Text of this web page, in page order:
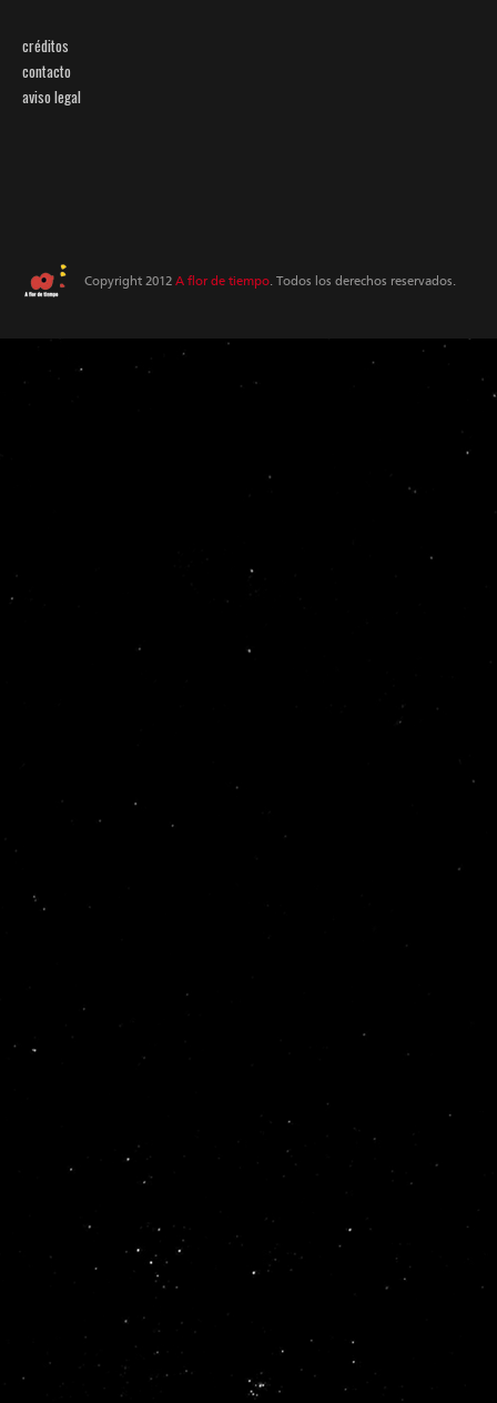
créditos
contacto
aviso legal
Copyright 2012 A flor de tiempo. Todos los derechos reservados.